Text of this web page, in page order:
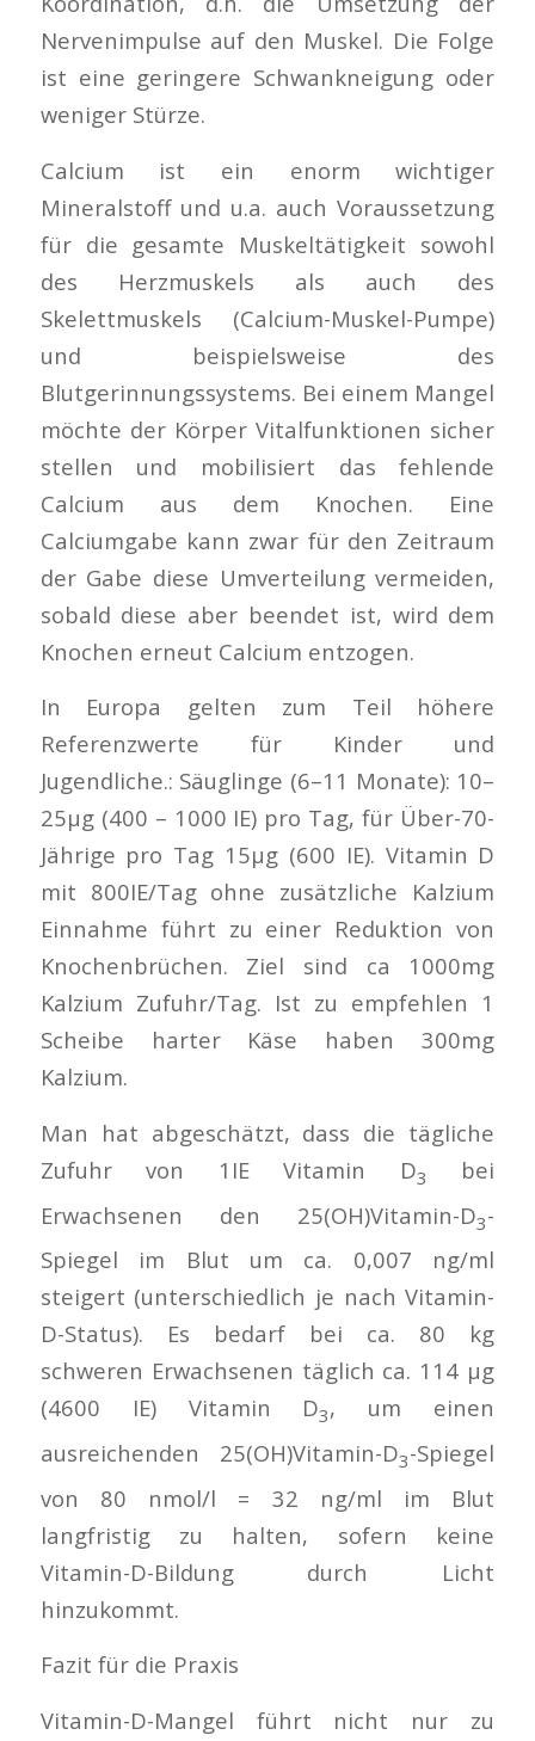
Nervenimpulse auf den Muskel. Die Folge
ist eine geringere Schwankneigung oder
weniger Stürze.
Calcium ist ein enorm wichtiger
Mineralstoff und u.a. auch Voraussetzung
für die gesamte Muskeltätigkeit sowohl
des Herzmuskels als auch des
Skelettmuskels (Calcium-Muskel-Pumpe)
und beispielsweise des
Blutgerinnungssystems. Bei einem Mangel
möchte der Körper Vitalfunktionen sicher
stellen und mobilisiert das fehlende
Calcium aus dem Knochen. Eine
Calciumgabe kann zwar für den Zeitraum
der Gabe diese Umverteilung vermeiden,
sobald diese aber beendet ist, wird dem
Knochen erneut Calcium entzogen.
In Europa gelten zum Teil höhere
Referenzwerte für Kinder und
Jugendliche.: Säuglinge (6–11 Monate): 10–
25µg (400 – 1000 IE) pro Tag, für Über-70-
Jährige pro Tag 15µg (600 IE). Vitamin D
mit 800IE/Tag ohne zusätzliche Kalzium
Einnahme führt zu einer Reduktion von
Knochenbrüchen. Ziel sind ca 1000mg
Kalzium Zufuhr/Tag. Ist zu empfehlen 1
Scheibe harter Käse haben 300mg
Kalzium.
Man hat abgeschätzt, dass die tägliche
Zufuhr von 1IE Vitamin D3
bei
Erwachsenen den 25(OH)Vitamin-D3-
Spiegel im Blut um ca. 0,007 ng/ml
steigert (unterschiedlich je nach Vitamin-
D-Status). Es bedarf bei ca. 80 kg
schweren Erwachsenen täglich ca. 114 µg
(4600 IE) Vitamin D3, um einen
ausreichenden 25(OH)Vitamin-D3-Spiegel
von 80 nmol/l = 32 ng/ml im Blut
langfristig zu halten, sofern keine
Vitamin-D-Bildung durch Licht
hinzukommt.
Fazit für die Praxis
Vitamin-D-Mangel führt nicht nur zu